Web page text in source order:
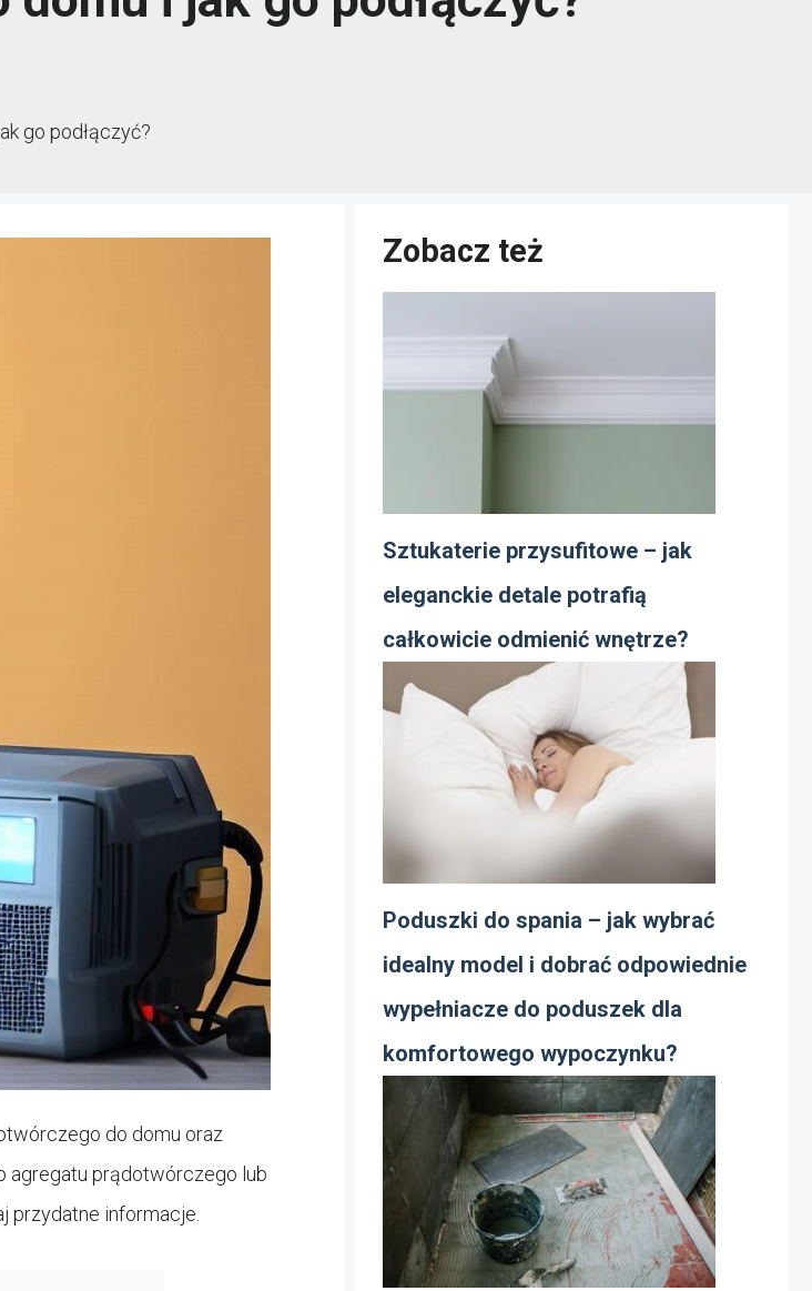
go podłączyć?
do domu oraz
agregatu prądotwórczego lub
przydatne informacje.
Zobacz też
Sztukaterie przysufitowe – jak
eleganckie detale potrafią
całkowicie odmienić wnętrze?
Poduszki do spania – jak wybrać
idealny model i dobrać odpowiednie
wypełniacze do poduszek dla
komfortowego wypoczynku?